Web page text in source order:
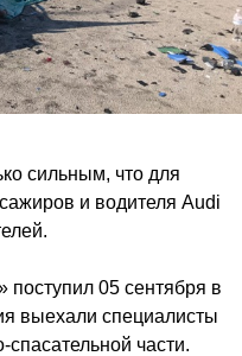
сильным, что для
и водителя Audi
05 сентября в
выехали специалисты
части.